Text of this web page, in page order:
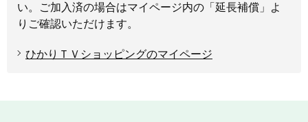
い。ご加入済の場合はマイページ内の「延長補償」よ
りご確認いただけます。
ひかりＴＶショッピングのマイページ